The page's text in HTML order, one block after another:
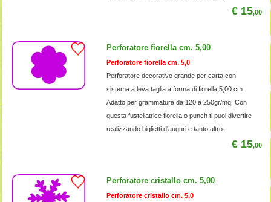
€ 15,00
Perforatore fiorella cm. 5,00
Perforatore fiorella cm. 5,0
Perforatore decorativo grande per carta con
sistema a leva taglia a forma di fiorella 5,00 cm.
Adatto per grammatura da 120 a 250gr/mq. Con
questa fustellatrice fiorella o punch ti puoi divertire
realizzando biglietti d'auguri e tanto altro.
€ 15,00
Perforatore cristallo cm. 5,00
Perforatore cristallo cm. 5,0